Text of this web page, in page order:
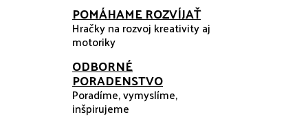
POMÁHAME ROZVÍJAŤ
Hračky na rozvoj kreativity aj
motoriky
ODBORNÉ
PORADENSTVO
Poradíme, vymyslíme,
inšpirujeme